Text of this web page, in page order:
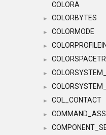
COLORA
► COLORBYTES
► COLORMODE
►
►
►
►
► COL_CONTACT
►
►